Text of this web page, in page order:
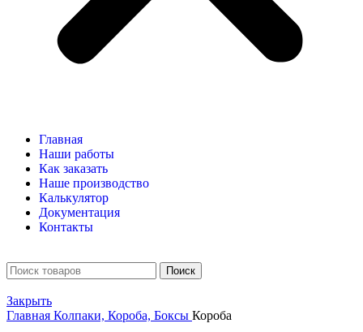
Главная
Наши работы
Как заказать
Наше производство
Калькулятор
Документация
Контакты
Поиск
Закрыть
Главная Колпаки, Короба, Боксы Короба